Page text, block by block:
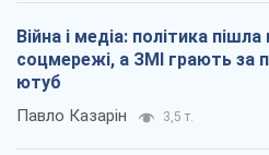
Війна і медіа: політика пішла
соцмережі, а ЗМІ грають за
ютуб
Павло Казарін 3,5 т.